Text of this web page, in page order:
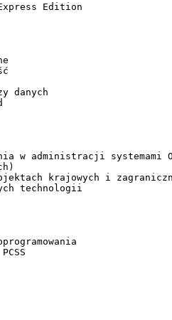
Edition
danych
w administracji systemami
krajowych i
technologii